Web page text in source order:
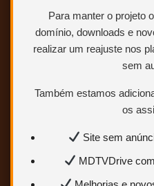
Para manter o projeto
domínio, downloads e
realizar um reajuste nos
sem
Também estamos
os
Site sem
MDTVDrive
OneDrive,
Uptobox